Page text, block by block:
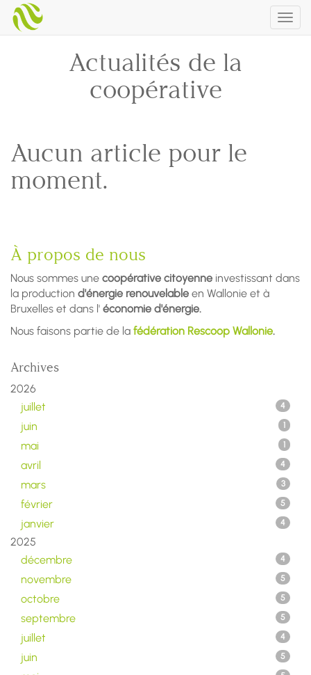
Actualités de la
coopérative
Aucun article pour le
moment.
À propos de nous
Nous sommes une coopérative citoyenne investissant dans
la production d'énergie renouvelable en Wallonie et à
Bruxelles et dans l' économie d'énergie.
Nous faisons partie de la fédération Rescoop Wallonie.
Archives
2026
juillet
4
juin 1
mai 1
avril 4
mars 3
février 5
janvier 4
2025
décembre
4
novembre 5
octobre 5
septembre 5
juillet 4
juin 5